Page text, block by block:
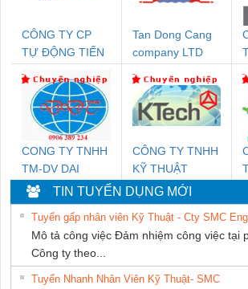
CÔNG TY CP
TỰ ĐỘNG TIẾN
Tan Dong Cang
company LTD
CONG TY TNHH
TM-DV DAI
DONG THANH
CÔNG TY TNHH
KỸ THUẬT
KTECH VIỆT
NAM
TIN TUYỂN DỤNG MỚI
Tuyển gấp nhân viên Kỹ Thuật - Cty SMC
Mô tả công việc Đảm nhiệm công việc tại
Công ty theo...
Tuyển Nhanh Nhân Viên Kỹ Thuật- SMC